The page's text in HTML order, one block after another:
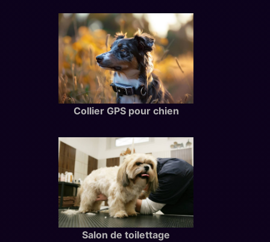
Collier GPS pour chien
Salon de toilettage